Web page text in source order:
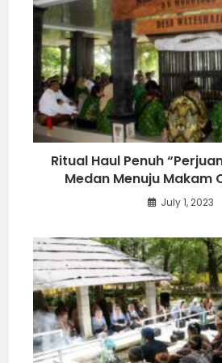
Ritual Haul Penuh
Medan Menuju Makam
July 1, 2023